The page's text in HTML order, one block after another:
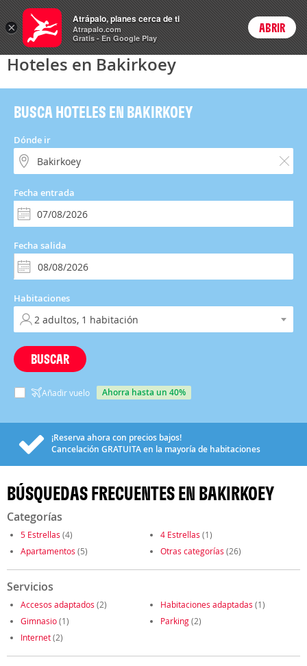
Hoteles Login
Hoteles en Bakirkoey
BUSCA HOTELES EN BAKIRKOEY
Dónde ir
Fecha entrada
Fecha salida
Habitaciones
BUSCAR
Añadir vuelo ahorra hasta un 40%
¡Reserva ahora con precios bajos!
Cancelación GRATUITAen la mayoría de habitaciones
BÚSQUEDAS FRECUENTES EN BAKIRKOEY
Categorías
5 Estrellas (4) 4 Estrellas (1)
Apartamentos (5) Otras categorías (26)
Servicios
Accesos adaptados (2) Habitaciones adaptadas (1)
Gimnasio(1) Parking(2)
Internet(2)
×
Atrápalo, planes cerca de ti
Atrapalo.com
Gratis - En Google Play
ABRIR